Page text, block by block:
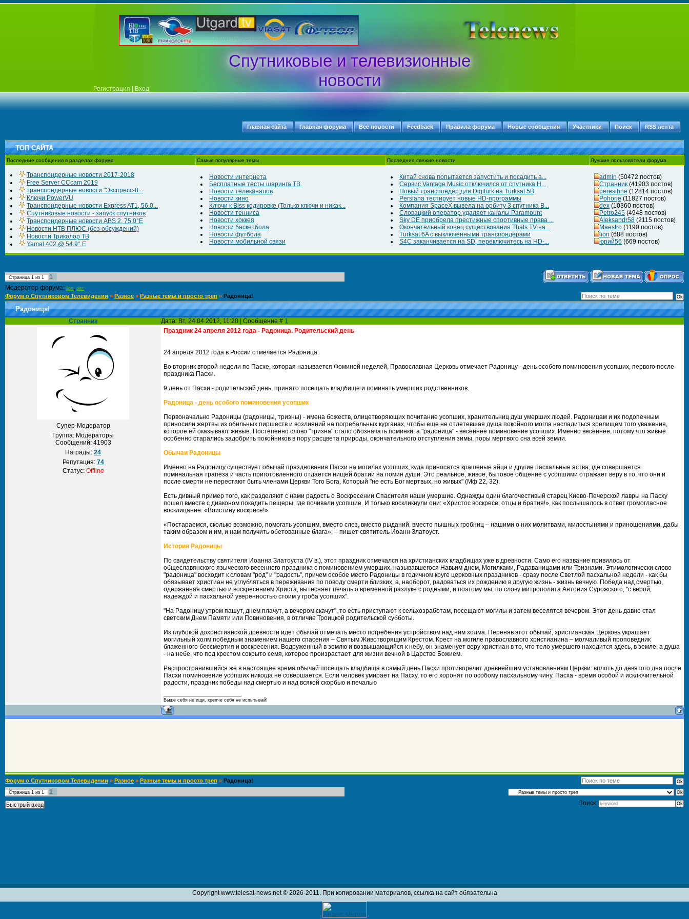
Спутниковые и телевизионные
новости
Регистрация Вход
RSS лента
Поиск
Участники
Новые сообщения
Правила форума
Feedback
Все новости
Главная форума
Главная сайта
ТОП САЙТА
Последние сообщения в разделах форума Самые популярные темы Последние свежие новости Лучшие пользователи форума
Транспондерные новости 2017-2018
Free Server CCcam 2019
транспондерные новости "Экспресс-8...
Ключи PowerVU
Транспондерные новости Express AT1, 56.0...
Спутниковые новости - запуск спутников
Транспондерные новости ABS 2, 75.0°E
Новости НТВ ПЛЮС (без обсуждений)
Новости Триколор ТВ
Yamal 402 @ 54.9° E
Новости интернета
Бесплатные тесты шаринга ТВ
Новости телеканалов
Новости кино
Ключи к Biss кодировке (Только ключи и никак...
Новости тенниса
Новости хоккея
Новости баскетбола
Новости футбола
Новости мобильной связи
Китай снова попытается запустить и посадить а...
Сервис Vantage Music отключился от спутника H...
Новый транспондер для Digitürk на Türksat 5B
Persiana тестирует новые HD-программы
Компания SpaceX вывела на орбиту 3 спутника B...
Словацкий оператор удаляет каналы Paramount
Sky DE приобрела престижные спортивные права ...
Окончательный конец существования Thats TV на...
Turksat 6A с выключенными транспондерами
S4C заканчивается на SD, переключитесь на HD-...
admin (50472 постов)
Странник (41903 постов)
peresihne (12814 постов)
Pohorje (11827 постов)
dex (10360 постов)
Petro245 (4948 постов)
Aleksandr58 (2115 постов)
Maestro (1190 постов)
lion (688 постов)
юрий56 (669 постов)
Страница 1 из 1
1
Модератор форума: lion, dex
Форум о Спутниковом Телевидении » Разное » Разные темы и просто треп » Радоница!
Радоница!
Странник Дата: Вт, 24.04.2012, 11:20 | Сообщение # 1
Супер-Модератор
Группа: Модераторы
Сообщений: 41903
Награды: 24
Репутация: 74
Статус: Offline
Праздник 24 апреля 2012 года - Радоница. Родительский день
24 апреля 2012 года в России отмечается Радоница.
Во вторник второй недели по Пасхе, которая называется Фоминой неделей, Православная Церковь отмечает Радоницу - день особого поминовения усопших, первого после
праздника Пасхи.
9 день от Пасхи - родительский день, принято посещать кладбище и поминать умерших родственников.
Радоница - день особого поминовения усопших
Первоначально Радоницы (радоницы, тризны) - имена божеств, олицетворяющих почитание усопших, хранительниц душ умерших людей. Радоницам и их подопечным
приносили жертвы из обильных пиршеств и возлияний на погребальных курганах, чтобы еще не отлетевшая душа покойного могла насладиться зрелищем того уважения,
которое ей оказывают живые. Постепенно слово "тризна" стало обозначать поминки, а "радоница" - весеннее поминовение усопших. Именно весеннее, потому что живые
особенно старались задобрить покойников в пору расцвета природы, окончательного отступления зимы, поры мертвого сна всей земли.
Обычаи Радоницы
Именно на Радоницу существует обычай празднования Пасхи на могилах усопших, куда приносятся крашеные яйца и другие пасхальные яства, где совершается
поминальная трапеза и часть приготовленного отдается нищей братии на помин души. Это реальное, живое, бытовое общение с усопшими отражает веру в то, что они и
после смерти не перестают быть членами Церкви Того Бога, Который "не есть Бог мертвых, но живых" (Мф 22, 32).
Есть дивный пример того, как разделяют с нами радость о Воскресении Спасителя наши умершие. Однажды один благочестивый старец Киево-Печерской лавры на Пасху
пошел вместе с диаконом покадить пещеры, где почивали усопшие. И только воскликнули они: «Христос воскресе, отцы и братия!», как послышалось в ответ громогласное
восклицание: «Воистину воскресе!»
«Постараемся, сколько возможно, помогать усопшим, вместо слез, вместо рыданий, вместо пышных гробниц – нашими о них молитвами, милостынями и приношениями, дабы
таким образом и им, и нам получить обетованные блага», – пишет святитель Иоанн Златоуст.
История Радоницы
По свидетельству святителя Иоанна Златоуста (IV в.), этот праздник отмечался на христианских кладбищах уже в древности. Само его название привилось от
общеславянского языческого весеннего праздника с поминовением умерших, называвшегося Навьим днем, Могилками, Радаваницами или Тризнами. Этимологически слово
"радоница" восходит к словам "род" и "радость", причем особое место Радоницы в годичном круге церковных праздников - сразу после Светлой пасхальной недели - как бы
обязывает христиан не углубляться в переживания по поводу смерти близких, а, наоборот, радоваться их рождению в другую жизнь - жизнь вечную. Победа над смертью,
одержанная смертью и воскресением Христа, вытесняет печаль о временной разлуке с родными, и поэтому мы, по слову митрополита Антония Сурожского, "с верой,
надеждой и пасхальной уверенностью стоим у гроба усопших".
"На Радоницу утром пашут, днем плачут, а вечером скачут", то есть приступают к сельхозработам, посещают могилы и затем веселятся вечером. Этот день давно стал
светским Днем Памяти или Повиновения, в отличие Троицкой родительской субботы.
Из глубокой дохристианской древности идет обычай отмечать место погребения устройством над ним холма. Переняв этот обычай, христианская Церковь украшает
могильный холм победным знамением нашего спасения – Святым Животворящим Крестом. Крест на могиле православного христианина – молчаливый проповедник
блаженного бессмертия и воскресения. Водруженный в землю и возвышающийся к небу, он знаменует веру христиан в то, что тело умершего находится здесь, в земле, а душа
- на небе, что под крестом сокрыто семя, которое произрастает для жизни вечной в Царстве Божием.
Распространившийся же в настоящее время обычай посещать кладбища в самый день Пасхи противоречит древнейшим установлениям Церкви: вплоть до девятого дня после
Пасхи поминовение усопших никогда не совершается. Если человек умирает на Пасху, то его хоронят по особому пасхальному чину. Пасха - время особой и исключительной
радости, праздник победы над смертью и над всякой скорбью и печалью
Выше себя не ищи, крепче себя не испытывай!
Форум о Спутниковом Телевидении » Разное » Разные темы и просто треп » Радоница!
Страница 1 из 1
1
Поиск:
Copyright www.telesat-news.net © 2026-2011. При копировании материалов, ссылка на сайт обязательна